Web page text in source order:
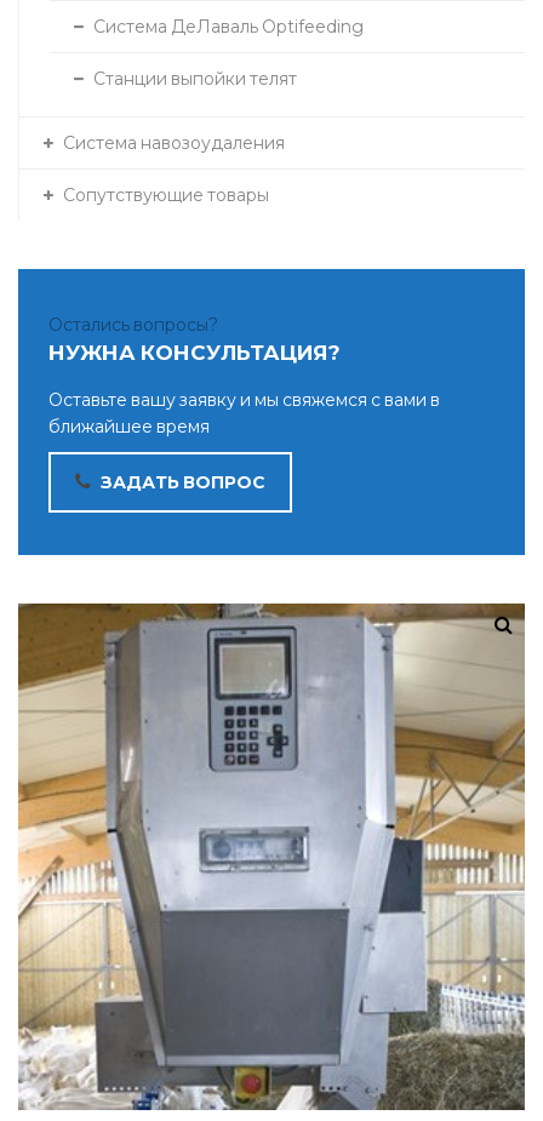
Система ДеЛаваль Optifeeding
Станции выпойки телят
Система навозоудаления
Сопутствующие товары
Остались вопросы?
НУЖНА КОНСУЛЬТАЦИЯ?
Оставьте вашу заявку и мы свяжемся с вами в
ближайшее время
ЗАДАТЬ ВОПРОС